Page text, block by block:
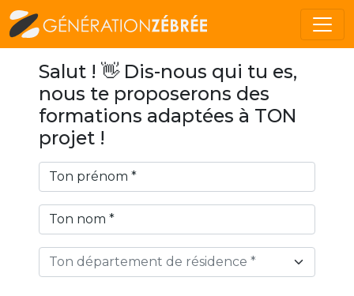
Salut ! 👋 Dis-nous qui tu es,
nous te proposerons des
formations adaptées à TON
projet !
Ton département de résidence *